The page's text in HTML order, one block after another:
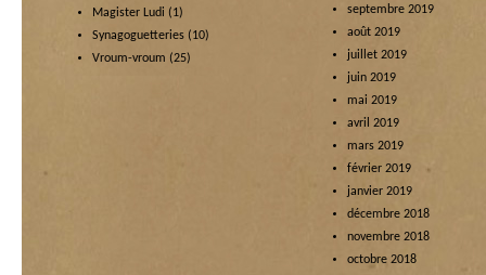
Magister Ludi (1)
Synagoguetteries (10)
Vroum-vroum (25)
septembre 2019
août 2019
juillet 2019
juin 2019
mai 2019
avril 2019
mars 2019
février 2019
janvier 2019
décembre 2018
novembre 2018
octobre 2018